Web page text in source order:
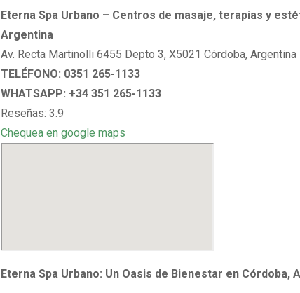
Eterna Spa Urbano – Centros de masaje, terapias y
Argentina
Av. Recta Martinolli 6455 Depto 3, X5021 Córdoba, Argentina
TELÉFONO: 0351 265-1133
WHATSAPP: +34 351 265-1133
Reseñas: 3.9
Chequea en google maps
Eterna Spa Urbano: Un Oasis de Bienestar en Córdoba,